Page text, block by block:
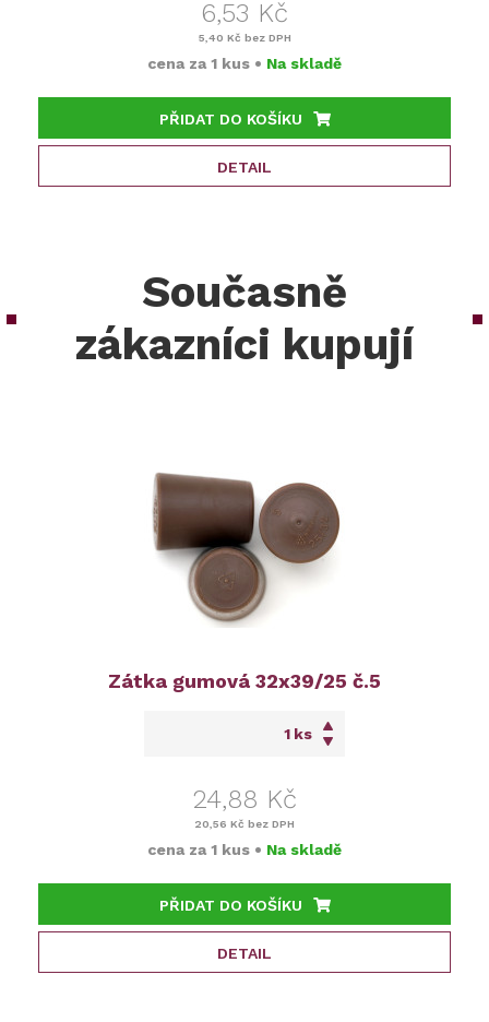
6,53 Kč
5,40 Kč bez DPH
cena za 1 kus • Na skladě
PŘIDAT DO KOŠÍKU
DETAIL
Současně
zákazníci kupují
Zátka gumová 32x39/25 č.5
ks
24,88 Kč
20,56 Kč bez DPH
cena za 1 kus • Na skladě
PŘIDAT DO KOŠÍKU
DETAIL